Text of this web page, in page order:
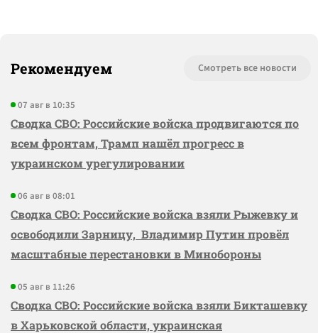
Рекомендуем Смотреть все новости
07 авг в 10:35
Сводка СВО: Российские войска продвигаются по
всем фронтам, Трамп нашёл прогресс в
украинском урегулировании
06 авг в 08:01
Сводка СВО: Российские войска взяли Рыжевку и
освободили Зарницу, Владимир Путин провёл
масштабные перестановки в Минобороны
05 авг в 11:26
Сводка СВО: Российские войска взяли Бикташевку
в Харьковской области, украинская